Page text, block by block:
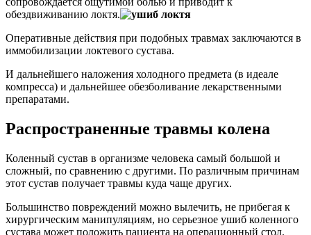
обездвиживанию локтя.
Оперативные действия при подобных травмах заключаются в
иммобилизации локтевого сустава.
И дальнейшего наложения холодного предмета (в идеале
компресса) и дальнейшее обезболивание лекарственными
препаратами.
Распространенные травмы колена
Коленный сустав в организме человека самый большой и
сложный, по сравнению с другими. По различным причинам
этот сустав получает травмы куда чаще других.
Большинство повреждений можно вылечить, не прибегая к
хирургическим манипуляциям, но серьезное ушиб коленного
сустава может положить пациента на операционный стол.